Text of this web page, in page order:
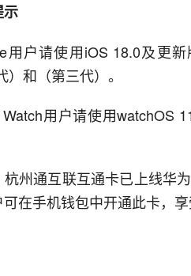
示
户请使用iOS 18.0及更新
）和（第三代）。
用户请使用watchOS
通互联互通卡已上线华为
在手机钱包中开通此卡，享